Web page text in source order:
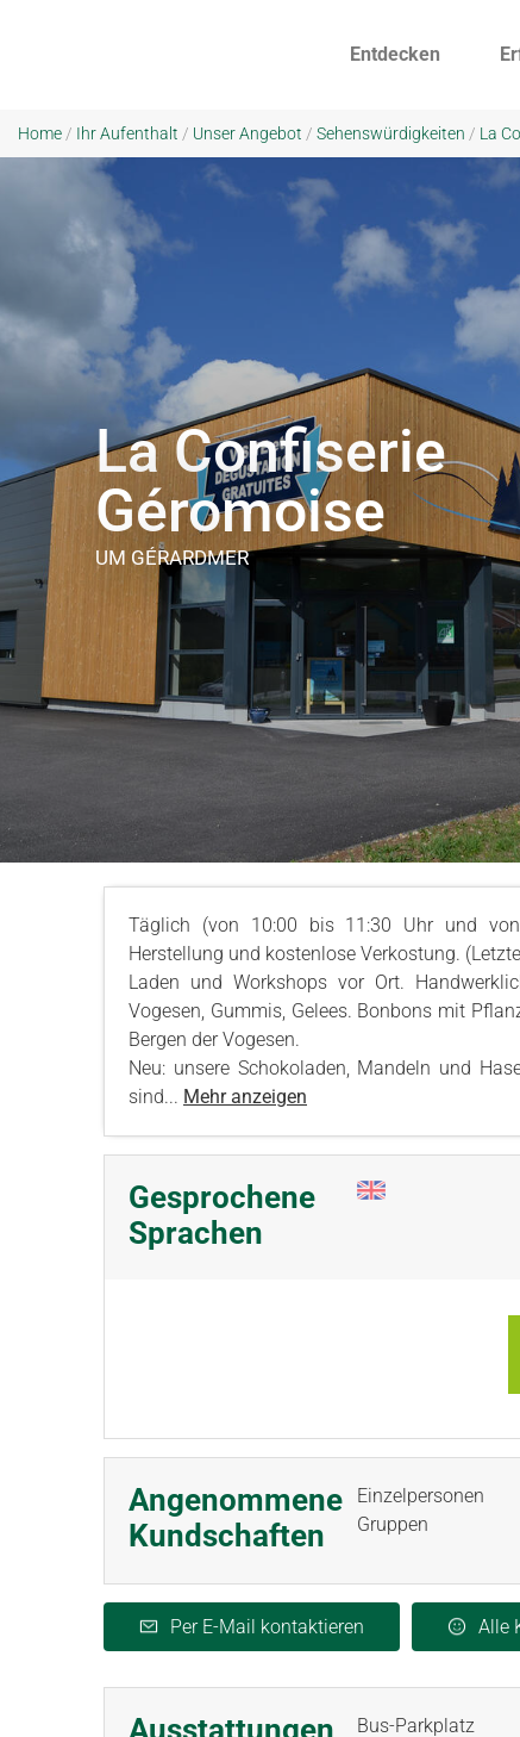
Entdecken
Home / Ihr Aufenthalt / Unser Angebot / Sehenswürdigkeiten / La
La Confiserie
Géromoise
UM GÉRARDMER
Täglich (von 10:00 bis 11:30 Uhr und
Herstellung und kostenlose Verkostung.
Laden und Workshops vor Ort.
Vogesen, Gummis, Gelees. Bonbons mit
Bergen der Vogesen.
Neu: unsere Schokoladen, Mandeln und
sind... Mehr anzeigen
Gesprochene
Sprachen
Angenommene
Kundschaften
Einzelpersonen
Gruppen
Per E-Mail kontaktieren Alle
Ausstattungen Bus-Parkplatz